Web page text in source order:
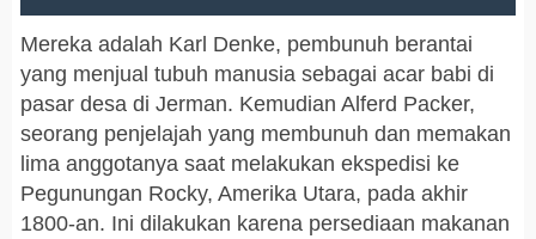
Mereka adalah Karl Denke, pembunuh berantai
yang menjual tubuh manusia sebagai acar babi di
pasar desa di Jerman. Kemudian Alferd Packer,
seorang penjelajah yang membunuh dan memakan
lima anggotanya saat melakukan ekspedisi ke
Pegunungan Rocky, Amerika Utara, pada akhir
1800-an. Ini dilakukan karena persediaan makanan